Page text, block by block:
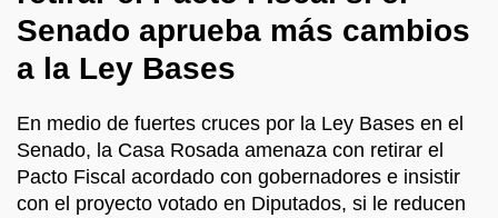
Senado aprueba más cambios
a la Ley Bases
En medio de fuertes cruces por la Ley Bases en el
Senado, la Casa Rosada amenaza con retirar el
Pacto Fiscal acordado con gobernadores e insistir
con el proyecto votado en Diputados, si le reducen